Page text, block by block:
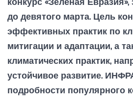
до девятого марта. Цель
эффективных практик по
митигации и адаптации, а
климатических практик,
устойчивое развитие.
подробности популярного